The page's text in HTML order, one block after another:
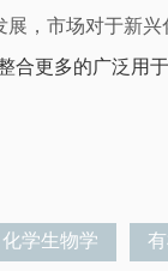
展，市场对于新
合更多的广泛用
化学生物学